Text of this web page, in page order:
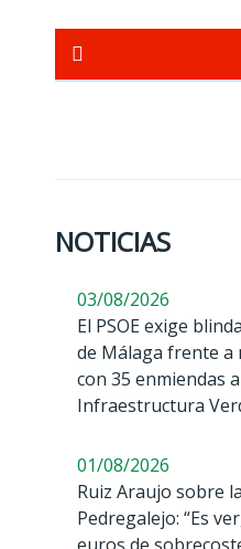
NOTICIAS
03/08/2026
El PSOE exige
de Málaga frente a
con 35 enmiendas
Infraestructura
01/08/2026
Ruiz Araujo sobre
Pedregalejo: “Es